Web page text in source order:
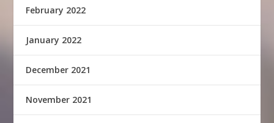
February 2022
January 2022
December 2021
November 2021